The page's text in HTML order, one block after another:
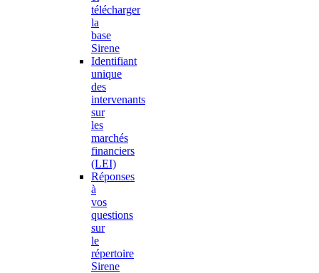
télécharger
la
base
Sirene
Identifiant
unique
des
intervenants
sur
les
marchés
financiers
(LEI)
Réponses
à
vos
questions
sur
le
répertoire
Sirene